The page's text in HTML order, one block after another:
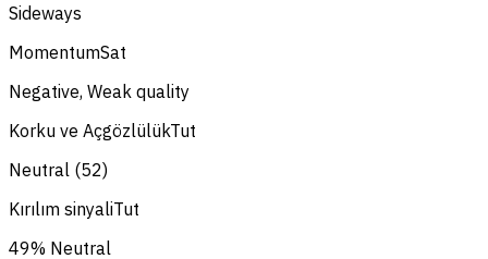
Sideways
MomentumSat
Negative, Weak quality
Korku ve AçgözlülükTut
Neutral (52)
Kırılım sinyaliTut
49% Neutral